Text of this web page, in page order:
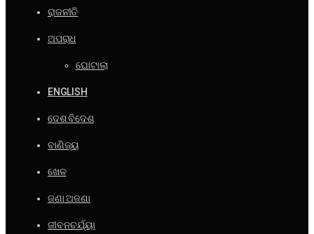
ରାଜନୀତି
ଅପରାଧ
ଘୋଟାଲା
ENGLISH
ଦେଶ ବିଦେଶ
ବାଣିଜ୍ୟ
ଖେଳ
ଜଣା ଅଜଣା
ଜୀବନଚର୍ଯ୍ୟା